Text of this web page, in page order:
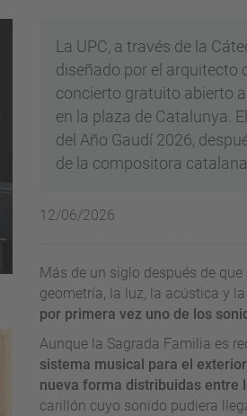
La UPC, a través de la
diseñado por el arquitecto
concierto gratuito abierto
en la plaza de Catalunya.
del Año Gaudí 2026,
de la compositora
12/06/2026
Más de un siglo después de
geometría, la luz, la acústica y
por primera vez uno de los
Aunque la Sagrada Familia es
sistema musical para el
nueva forma distribuidas entre
carillón cuyo sonido pudiera